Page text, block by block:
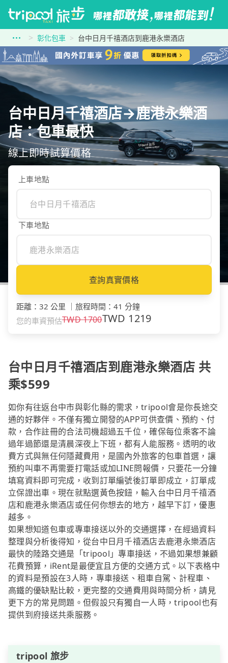
彰化包車 台中日月千禧酒店到鹿港永樂酒店
台中日月千禧酒店→鹿港永樂酒
店：包車最快
線上即時試算價格
上車地點
下車地點
查詢真實價格
距離 ： 32 公里 旅程時間 ： 41 分鐘
您的車資預估TWD1700TWD 1219
台中日月千禧酒店到鹿港永樂酒店 共
乘$599
如你有往返台中市與彰化縣的需求，tripool會是你長途交
通的好夥伴。不僅有獨立開發的APP可供查價、預約、付
款，合作註冊的合法司機超過五千位，確保每位乘客不論
過年過節還是清晨深夜上下班，都有人能服務。透明的收
費方式與無任何隱藏費用，是國內外旅客的包車首選，讓
預約叫車不再需要打電話或加LINE問報價，只要花一分鐘
填寫資料即可完成，收到訂單編號後訂單即成立，訂單成
立保證出車。現在就點選黃色按鈕，輸入台中日月千禧酒
店和鹿港永樂酒店或任何你想去的地方，越早下訂，優惠
越多。
如果想知道包車或專車接送以外的交通選擇，在經過資料
整理與分析後得知，從台中日月千禧酒店去鹿港永樂酒店
最快的陸路交通是「tripool」專車接送，不過如果想兼顧
花費預算，iRent是最便宜且方便的交通方式。以下表格中
的資料是預設在3人時，專車接送、租車自駕、計程車、
高鐵的優缺點比較，更完整的交通費用與時間分析，請見
更下方的常見問題。但假設只有獨自一人時，tripool也有
提供到府接送共乘服務。
tripool 旅步